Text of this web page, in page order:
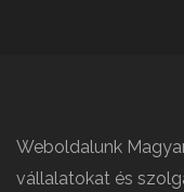
Weboldalunk
vállalatokat és